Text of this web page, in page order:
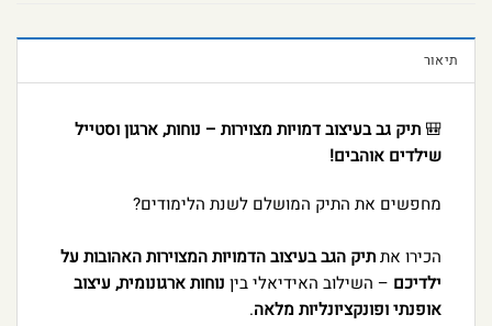
תיאור
🎒 תיק גב בעיצוב דמויות מצוירות – נוחות, ארגון וסטייל
שילדים אוהבים!
מחפשים את התיק המושלם לשנת הלימודים?
הכירו אתתיק הגב בעיצוב הדמויות המצוירות האהובות על
ילדיכם – השילוב האידיאלי בין נוחות ארגונומית, עיצוב
אופנתי ופונקציונליות מלאה.